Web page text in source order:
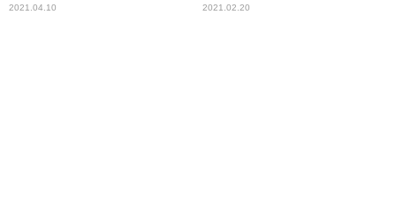
す
2021.04.10
ーイラストを目にして
2021.02.20